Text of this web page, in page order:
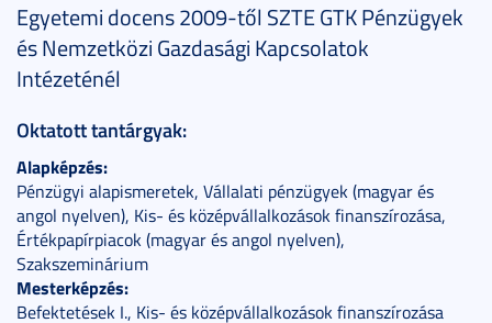
Egyetemi docens 2009-től SZTE GTK Pénzügyek
és Nemzetközi Gazdasági Kapcsolatok
Intézeténél
Oktatott tantárgyak:
Alapképzés:
Pénzügyi alapismeretek, Vállalati pénzügyek (magyar és
angol nyelven), Kis- és középvállalkozások finanszírozása,
Értékpapírpiacok (magyar és angol nyelven),
Szakszeminárium
Mesterképzés:
Befektetések I., Kis- és középvállalkozások finanszírozása